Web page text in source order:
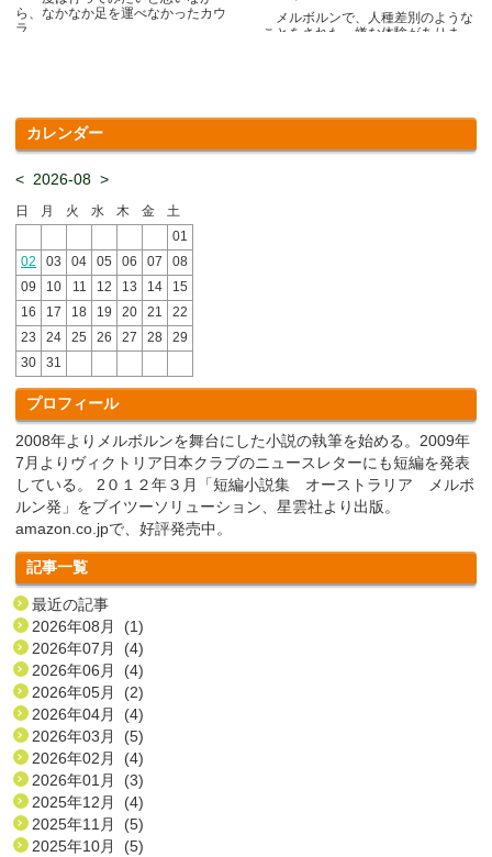
ら、なかなか足を運べなかったカウ
ラ.....
メルボルンで、人種差別のような
ことをされた、嫌な体験がありま
カレンダー
< 2026-08 >
日 月 火 水 木 金
土
01
02
03 04 05 06 07
08
09
10 11 12 13 14
15
16
17 18 19 20 21
22
23
24 25 26 27 28
29
30
31
プロフィール
2008年よりメルボルンを舞台にした小説の執筆を始める。2009年
7月よりヴィクトリア日本クラブのニュースレターにも短編を発表
している。 2０１２年３月「短編小説集 オーストラリア メルボ
ルン発」をブイツーソリューション、星雲社より出版。
amazon.co.jpで、好評発売中。
記事一覧
最近の記事
2026年08月 (1)
2026年07月 (4)
2026年06月 (4)
2026年05月 (2)
2026年04月 (4)
2026年03月 (5)
2026年02月 (4)
2026年01月 (3)
2025年12月 (4)
2025年11月 (5)
2025年10月 (5)